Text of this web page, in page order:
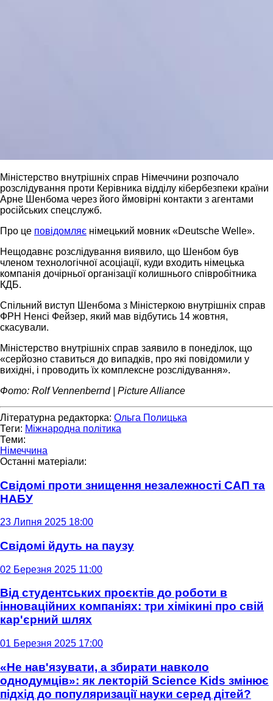
Міністерство внутрішніх справ Німеччини розпочало
розслідування проти Керівника відділу кібербезпеки країни
Арне Шенбома через його ймовірні контакти з агентами
російських спецслужб.
Про це повідомляє німецький мовник «Deutsche Welle».
Нещодавнє розслідування виявило, що Шенбом був
членом технологічної асоціації, куди входить німецька
компанія дочірньої організації колишнього співробітника
КДБ.
Спільний виступ Шенбома з Міністеркою внутрішніх справ
ФРН Ненсі Фейзер, який мав відбутись 14 жовтня,
скасували.
Міністерство внутрішніх справ заявило в понеділок, що
«серйозно ставиться до випадків, про які повідомили у
вихідні, і проводить їх комплексне розслідування».
Фото: Rolf Vennenbernd | Picture Alliance
Літературна редакторка: Ольга Полицька
Теги: Міжнародна політика
Теми:
Німеччина
Останні матеріали:
Свідомі проти знищення незалежності САП та
НАБУ
23 Липня 2025 18:00
Свідомі йдуть на паузу
02 Березня 2025 11:00
Від студентських проєктів до роботи в
інноваційних компаніях: три хімікині про свій
кар'єрний шлях
01 Березня 2025 17:00
«Не нав'язувати, а збирати навколо
однодумців»: як лекторій Science Kids змінює
підхід до популяризації науки серед дітей?